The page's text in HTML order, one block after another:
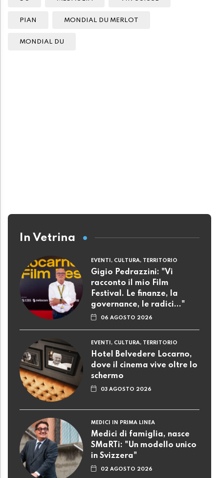
PIAN MONDIAL DU MERLOT
MONDIAL DU
In Vetrina
EVENTI, CULTURA, TERRITORIO
Gigio Pedrazzini: "Vi
racconto il mio Film
Festival. Le finanze, la
governance, le radici..."
06 AGOSTO 2026
EVENTI, CULTURA, TERRITORIO
Hotel Belvedere Locarno,
dove il cinema vive oltre lo
schermo
03 AGOSTO 2026
MEDICI IN PRIMA LINEA
Medici di famiglia, nasce
SMaRTi: "Un modello unico
in Svizzera"
02 AGOSTO 2026